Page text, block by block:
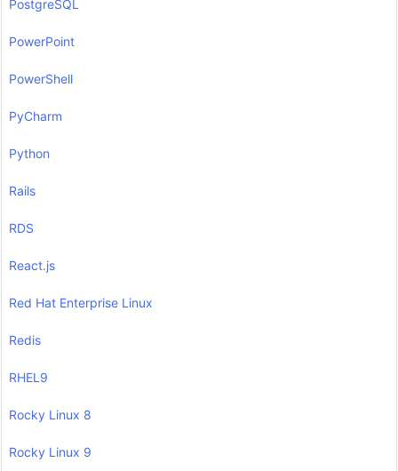
PostgreSQL
PowerPoint
PowerShell
PyCharm
Python
Rails
RDS
React.js
Red Hat Enterprise Linux
Redis
RHEL9
Rocky Linux 8
Rocky Linux 9